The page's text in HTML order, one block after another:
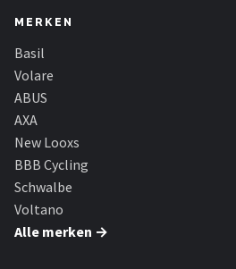
MERKEN
Basil
Volare
ABUS
AXA
New Looxs
BBB Cycling
Schwalbe
Voltano
Alle merken →